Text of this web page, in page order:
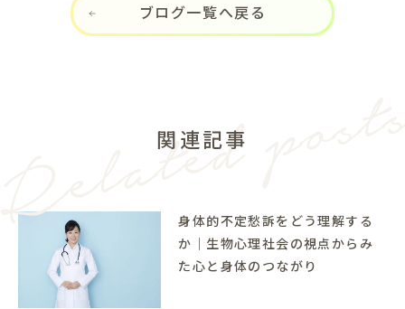
ブログ一覧へ戻る
関連記事
身体的不定愁訴をどう理解する
か｜生物心理社会の視点からみ
た心と身体のつながり